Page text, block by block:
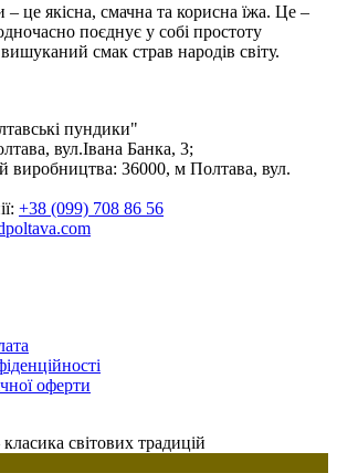
– це якісна, смачна та корисна їжа. Це –
поєднує у собі простоту
смак страв народів світу.
пундики"
вул.Івана Банка, 3;
виробництва: 36000, м Полтава, вул.
+38 (099) 708 86 56
оферти
світових традицій